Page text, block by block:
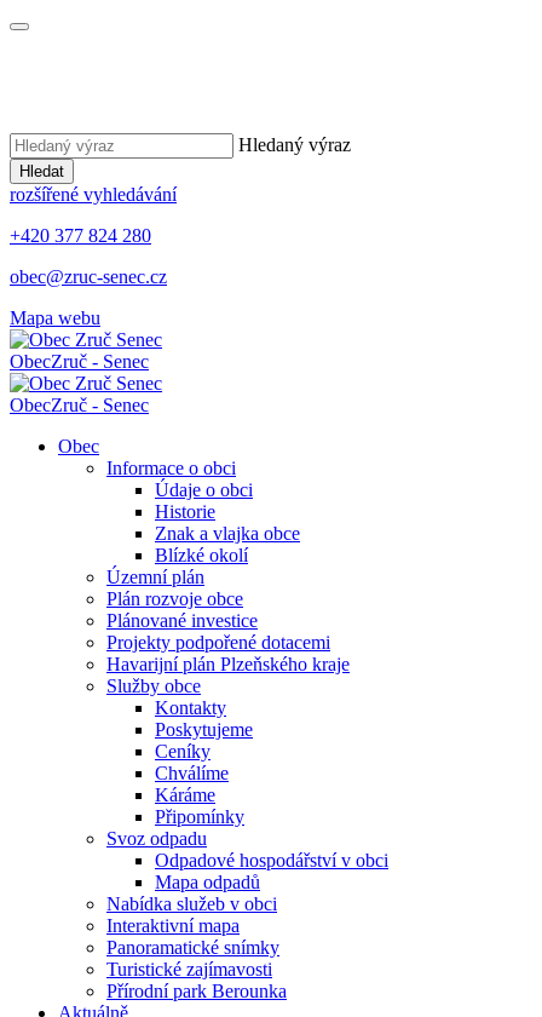
Hledaný výraz
Hledat
rozšířené vyhledávání
+420 377 824 280
obec@zruc-senec.cz
Mapa webu
ObecZruč - Senec
ObecZruč - Senec
Obec
Informace o obci
Údaje o obci
Historie
Znak a vlajka obce
Blízké okolí
Územní plán
Plán rozvoje obce
Plánované investice
Projekty podpořené dotacemi
Havarijní plán Plzeňského kraje
Služby obce
Kontakty
Poskytujeme
Ceníky
Chválíme
Káráme
Připomínky
Svoz odpadu
Odpadové hospodářství v obci
Mapa odpadů
Nabídka služeb v obci
Interaktivní mapa
Panoramatické snímky
Turistické zajímavosti
Přírodní park Berounka
Aktuálně